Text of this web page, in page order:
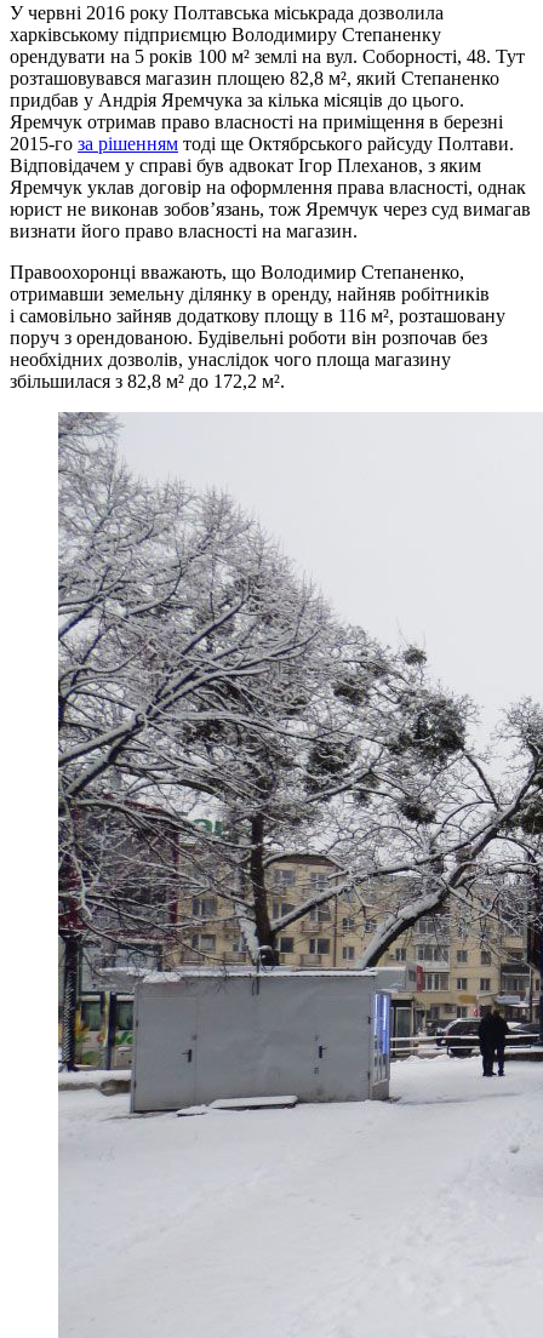
У червні 2016 року Полтавська міськрада дозволила
харківському підприємцю Володимиру Степаненку
орендувати на 5 років 100 м² землі на вул. Соборності, 48. Тут
розташовувався магазин площею 82,8 м², який Степаненко
придбав у Андрія Яремчука за кілька місяців до цього.
Яремчук отримав право власності на приміщення в березні
2015-го за рішенням тоді ще Октябрського райсуду Полтави.
Відповідачем у справі був адвокат Ігор Плеханов, з яким
Яремчук уклав договір на оформлення права власності, однак
юрист не виконав зобов’язань, тож Яремчук через суд вимагав
визнати його право власності на магазин.
Правоохоронці вважають, що Володимир Степаненко,
отримавши земельну ділянку в оренду, найняв робітників
і самовільно зайняв додаткову площу в 116 м², розташовану
поруч з орендованою. Будівельні роботи він розпочав без
необхідних дозволів, унаслідок чого площа магазину
збільшилася з 82,8 м² до 172,2 м².